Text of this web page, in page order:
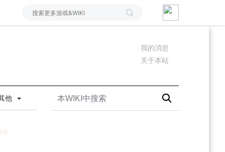
我的消息
关于本站
他
。